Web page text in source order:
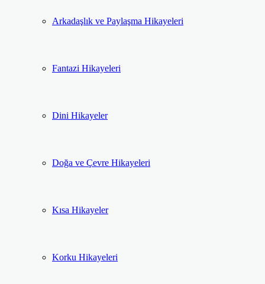
Arkadaşlık ve Paylaşma Hikayeleri
Fantazi Hikayeleri
Dini Hikayeler
Doğa ve Çevre Hikayeleri
Kısa Hikayeler
Korku Hikayeleri